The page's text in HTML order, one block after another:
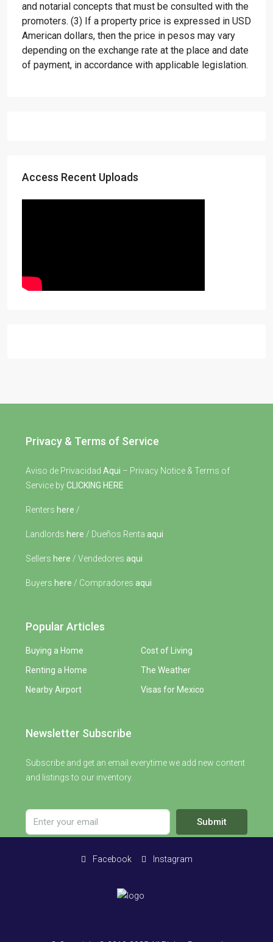
and notarial concepts that must be consulted with the
promoters. (3) If a property price is expressed in USD
American dollars, then the price in pesos may vary
depending on the exchange rate at the place and date
of payment, in accordance with applicable legislation.
Access Recent Uploads
Privacy & Terms of Service
Aviso de Privacidad Aqui – Privacy Notice & Terms of
Service byCLICKING HERE
Renters here /
Landlords here / Dueños Renta aqui
Sellers here / Vendedores aqui
Buyers here / Compradores aqui
Popular Articles
Buying a Home
Renting a Home
Nearby Airport
Cost of Living
The Weather
Visas for Mexico
Newsletter Subscribe
Subscribe and get an email everytime we add new content
and listings to our inventory.
Submit
Facebook Instagram